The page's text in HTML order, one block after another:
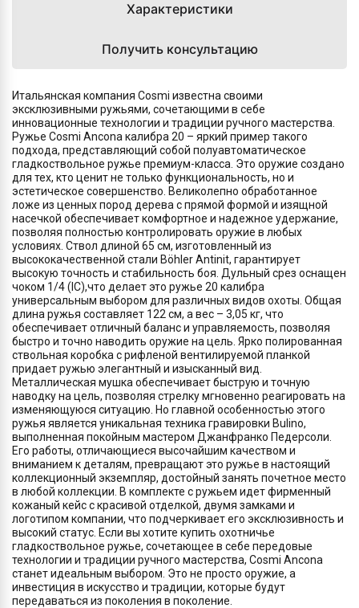
Характеристики
Получить консультацию
Итальянская компания Cosmi известна своими
эксклюзивными ружьями, сочетающими в себе
инновационные технологии и традиции ручного мастерства.
Ружье Cosmi Ancona калибра 20 – яркий пример такого
подхода, представляющий собой полуавтоматическое
гладкоствольное ружье премиум-класса. Это оружие создано
для тех, кто ценит не только функциональность, но и
эстетическое совершенство. Великолепно обработанное
ложе из ценных пород дерева с прямой формой и изящной
насечкой обеспечивает комфортное и надежное удержание,
позволяя полностью контролировать оружие в любых
условиях. Ствол длиной 65 см, изготовленный из
высококачественной стали Böhler Antinit, гарантирует
высокую точность и стабильность боя. Дульный срез оснащен
чоком 1/4 (IC),что делает это ружье 20 калибра
универсальным выбором для различных видов охоты. Общая
длина ружья составляет 122 см, а вес – 3,05 кг, что
обеспечивает отличный баланс и управляемость, позволяя
быстро и точно наводить оружие на цель. Ярко полированная
ствольная коробка с рифленой вентилируемой планкой
придает ружью элегантный и изысканный вид.
Металлическая мушка обеспечивает быструю и точную
наводку на цель, позволяя стрелку мгновенно реагировать на
изменяющуюся ситуацию. Но главной особенностью этого
ружья является уникальная техника гравировки Bulino,
выполненная покойным мастером Джанфранко Педерсоли.
Его работы, отличающиеся высочайшим качеством и
вниманием к деталям, превращают это ружье в настоящий
коллекционный экземпляр, достойный занять почетное место
в любой коллекции. В комплекте с ружьем идет фирменный
кожаный кейс с красивой отделкой, двумя замками и
логотипом компании, что подчеркивает его эксклюзивность и
высокий статус. Если вы хотите купить охотничье
гладкоствольное ружье, сочетающее в себе передовые
технологии и традиции ручного мастерства, Cosmi Ancona
станет идеальным выбором. Это не просто оружие, а
инвестиция в искусство и традиции, которые будут
передаваться из поколения в поколение.